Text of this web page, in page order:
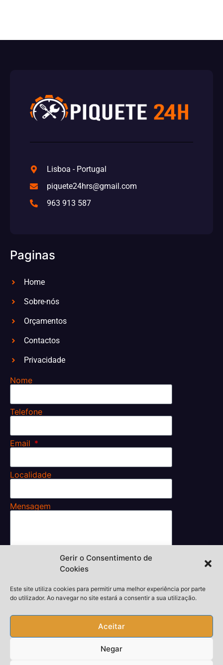
Gerir o Consentimento de
Cookies
Este site utiliza cookies para permitir uma melhor experiência por parte
do utilizador. Ao navegar no site estará a consentir a sua utilização.
Aceitar
Negar
Lisboa - Portugal
piquete24hrs@gmail.com
963 913 587
Paginas
Home
Sobre-nós
Orçamentos
Contactos
Privacidade
Nome
Telefone
Email
Localidade
Mensagem
Li e aceito os
Enviar
Termos e Condições.
Desenvolvedor,thiagokieras.com
Copyright © 2026 Todos Direitos Reservados